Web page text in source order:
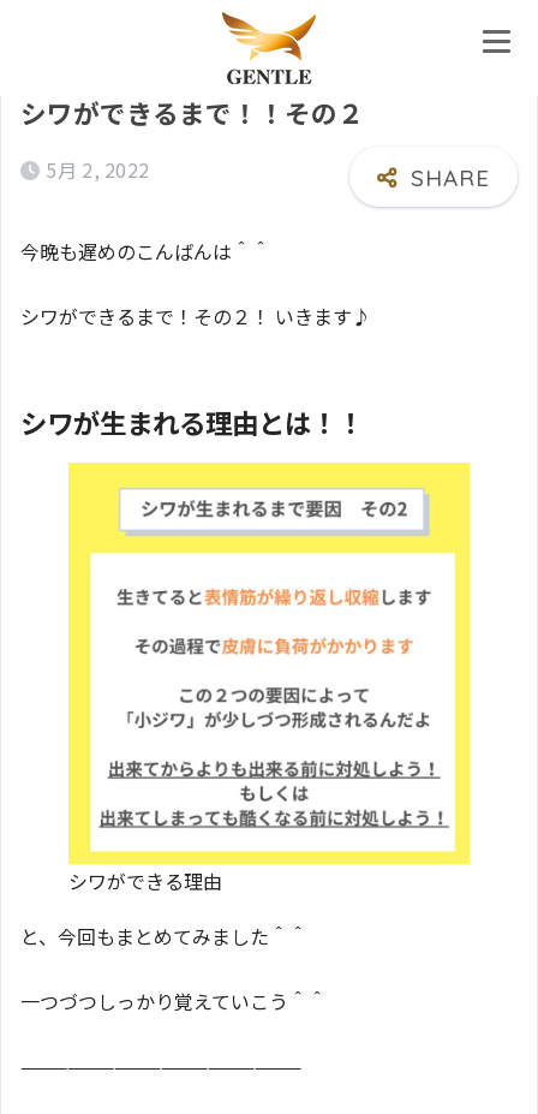
シワができるまで！！その２
5月 2, 2022
今晩も遅めのこんばんは＾＾
シワができるまで！その２！ いきます♪
シワが生まれる理由とは！！
シワができる理由
と、今回もまとめてみました＾＾
一つづつしっかり覚えていこう＾＾
——————————————————